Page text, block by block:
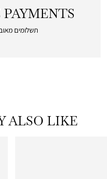
|
PAYMENTS
תשלומים
ALSO LIKE